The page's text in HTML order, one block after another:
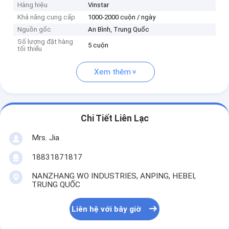
Hàng hiệu
Vinstar
Khả năng cung cấp
1000-2000 cuộn / ngày
Nguồn gốc
An Bình, Trung Quốc
Số lượng đặt hàng
tối thiểu
5 cuộn
Xem thêm
Chi Tiết Liên Lạc
Mrs. Jia
18831871817
NANZHANG WO INDUSTRIES, ANPING, HEBEI,
TRUNG QUỐC
Liên hệ với bây giờ